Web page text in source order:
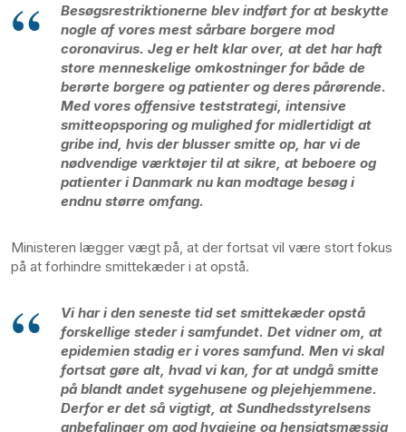
Besøgsrestriktionerne blev indført for at beskytte
nogle af vores mest sårbare borgere mod
coronavirus. Jeg er helt klar over, at det har haft
store menneskelige omkostninger for både de
berørte borgere og patienter og deres pårørende.
Med vores offensive teststrategi, intensive
smitteopsporing og mulighed for midlertidigt at
gribe ind, hvis der blusser smitte op, har vi de
nødvendige værktøjer til at sikre, at beboere og
patienter i Danmark nu kan modtage besøg i
endnu større omfang.
Ministeren lægger vægt på, at der fortsat vil være stort fokus
på at forhindre smittekæder i at opstå.
Vi har i den seneste tid set smittekæder opstå
forskellige steder i samfundet. Det vidner om, at
epidemien stadig er i vores samfund. Men vi skal
fortsat gøre alt, hvad vi kan, for at undgå smitte
på blandt andet sygehusene og plejehjemmene.
Derfor er det så vigtigt, at Sundhedsstyrelsens
anbefalinger om god hygiejne og hensigtsmæssig